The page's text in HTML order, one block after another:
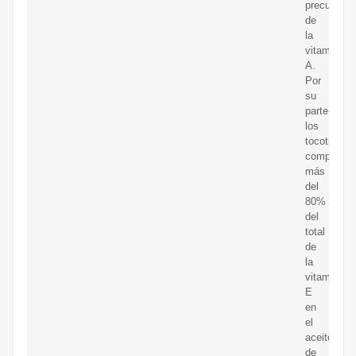
de
la
vitamina
A.
Por
su
parte,
los
componen
más
del
80%
del
total
de
la
vitamina
E
en
el
aceite
de